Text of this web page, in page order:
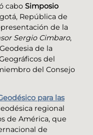
cabo Simposio
República de
de la
Sergio Cimbaro,
de la
del
del Consejo
para las
regional
de América, que
de